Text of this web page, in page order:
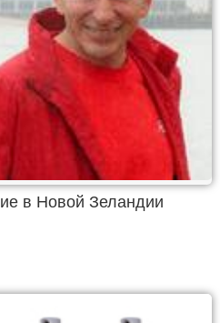
в Новой Зеландии